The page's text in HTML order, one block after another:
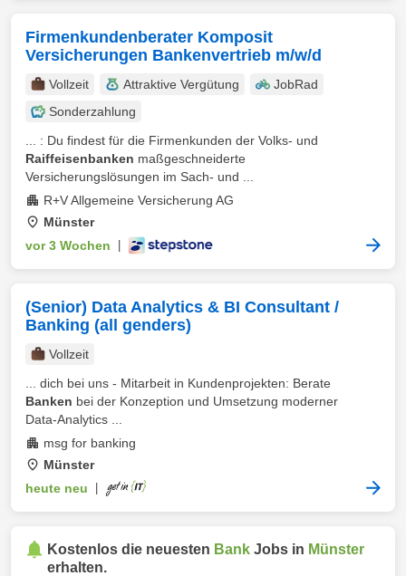
Firmenkundenberater Komposit
Versicherungen Bankenvertrieb m/w/d
Vollzeit Attraktive Vergütung
JobRad
Sonderzahlung
... : Du findest für die Firmenkunden der Volks- und
Raiffeisenbanken maßgeschneiderte
Versicherungslösungen im Sach- und ...
R+V Allgemeine Versicherung AG
Münster
vor 3 Wochen
(Senior) Data Analytics & BI Consultant /
Banking (all genders)
Vollzeit
... dich bei uns - Mitarbeit in Kundenprojekten: Berate
Banken bei der Konzeption und Umsetzung moderner
Data‑Analytics ...
msg for banking
Münster
heute neu
Kostenlos die neuesten Bank Jobs in Münster
erhalten.